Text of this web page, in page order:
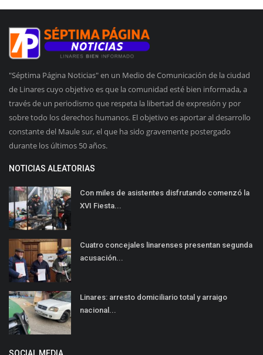
"Séptima Página Noticias" en un Medio de Comunicación de la ciudad
de Linares cuyo objetivo es que la comunidad esté bien informada, a
través de un periodismo que respeta la libertad de expresión y por
sobre todo los derechos humanos. El objetivo es aportar al desarrollo
constante del Maule sur, el que ha sido gravemente postergado
durante los últimos 50 años.
NOTICIAS ALEATORIAS
Con miles de asistentes disfrutando comenzó la
XVI Fiesta...
Cuatro concejales linarenses presentan segunda
acusación...
Linares: arresto domiciliario total y arraigo
nacional...
SOCIAL MEDIA